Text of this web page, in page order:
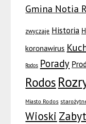
Gmina Notia
zwyczaje Historia
koronawirus
Rodos Porady
Rodos
Miasto Rodos
Wioski